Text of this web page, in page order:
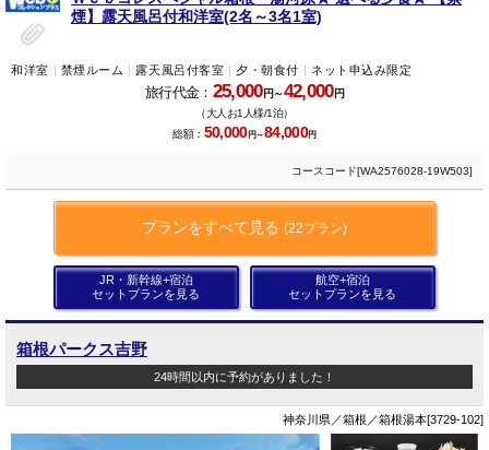
煙】露天風呂付和洋室(2名～3名1室)
和洋室 禁煙ルーム 露天風呂付客室 夕・朝食付 ネット申込み限定
旅行代金： 25,000円～42,000円
（大人お1人様/1泊）
総額： 50,000円～84,000円
コースコード[WA2576028-19W503]
プランをすべて見る (22プラン)
JR・新幹線+宿泊
セットプランを見る
航空+宿泊
セットプランを見る
箱根パークス吉野
24時間以内に予約がありました！
神奈川県／箱根／箱根湯本[3729-102]